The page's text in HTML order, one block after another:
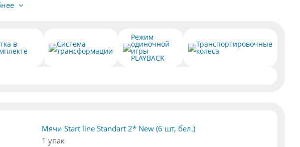
в Система
трансформации
Режим
одиночной
игры
PLAYBACK
Транспортировочные
колеса
Мячи Start line Standart 2* New (6 шт, бел.)
1 упак